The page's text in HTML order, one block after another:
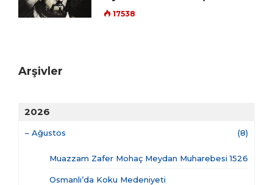
17538
Arşivler
2026
– Ağustos (8)
Muazzam Zafer Mohaç Meydan Muharebesi 1526
Osmanlı’da Koku Medeniyeti